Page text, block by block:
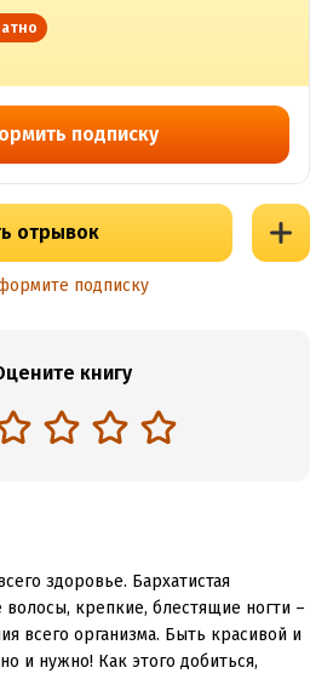
подписку
отрывок
подписку
книгу
здоровье. Бархатистая
крепкие, блестящие ногти –
всего организма. Быть красивой и
и нужно! Как этого добиться,